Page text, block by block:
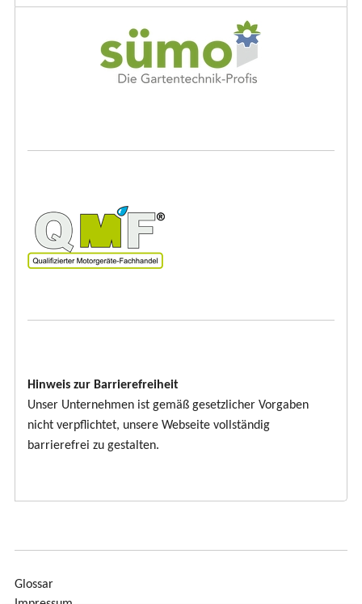
Hinweis zur Barrierefreiheit
Unser Unternehmen ist gemäß gesetzlicher Vorgaben
nicht verpflichtet, unsere Webseite vollständig
barrierefrei zu gestalten.
Glossar